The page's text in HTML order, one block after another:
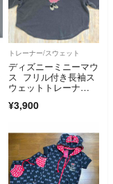
トレーナー/スウェット
ディズニーミニーマウ
ス フリル付き長袖ス
ウェットトレーナ
¥3,900